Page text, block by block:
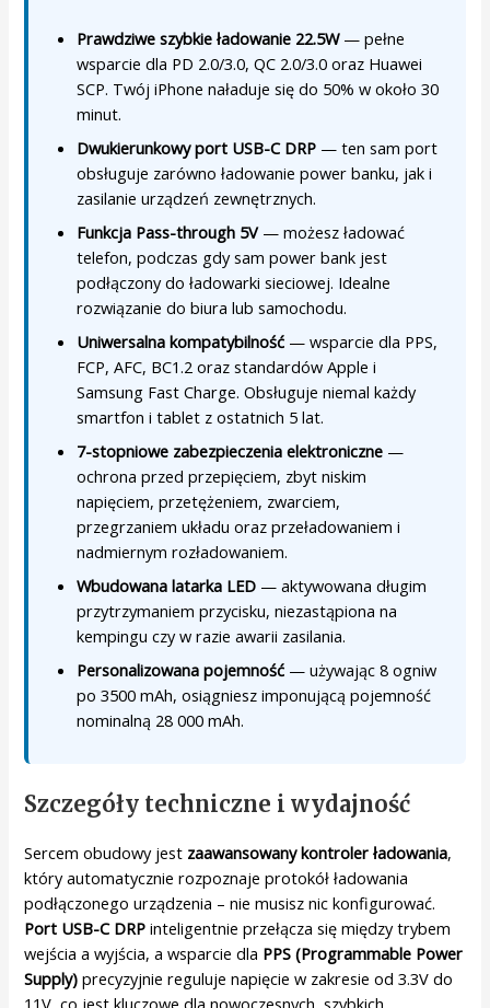
Prawdziwe szybkie ładowanie 22.5W— pełne
wsparcie dla PD 2.0/3.0, QC 2.0/3.0 oraz Huawei
SCP. Twój iPhone naładuje się do 50% w około 30
minut.
Dwukierunkowy port USB-C DRP — ten sam port
obsługuje zarówno ładowanie power banku, jak i
zasilanie urządzeń zewnętrznych.
Funkcja Pass-through 5V— możesz ładować
telefon, podczas gdy sam power bank jest
podłączony do ładowarki sieciowej. Idealne
rozwiązanie do biura lub samochodu.
Uniwersalna kompatybilność — wsparcie dla PPS,
FCP, AFC, BC1.2 oraz standardów Apple i
Samsung Fast Charge. Obsługuje niemal każdy
smartfon i tablet z ostatnich 5 lat.
7-stopniowe zabezpieczenia elektroniczne —
ochrona przed przepięciem, zbyt niskim
napięciem, przetężeniem, zwarciem,
przegrzaniem układu oraz przeładowaniem i
nadmiernym rozładowaniem.
Wbudowana latarka LED — aktywowana długim
przytrzymaniem przycisku, niezastąpiona na
kempingu czy w razie awarii zasilania.
Personalizowana pojemność — używając 8 ogniw
po 3500 mAh, osiągniesz imponującą pojemność
nominalną 28 000 mAh.
Szczegóły techniczne i wydajność
Sercem obudowy jest zaawansowany kontroler ładowania,
który automatycznie rozpoznaje protokół ładowania
podłączonego urządzenia – nie musisz nic konfigurować.
Port USB-C DRP inteligentnie przełącza się między trybem
wejścia a wyjścia, a wsparcie dla PPS (Programmable Power
Supply) precyzyjnie reguluje napięcie w zakresie od 3.3V do